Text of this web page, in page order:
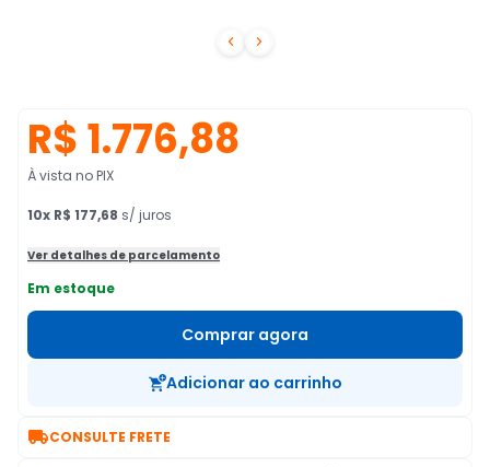
 
R$ 1.776,88
À vista no PIX
10x R$ 177,68 s/ juros
Ver detalhes de parcelamento
Em estoque
Comprar agora
Adicionar ao carrinho
CONSULTE FRETE